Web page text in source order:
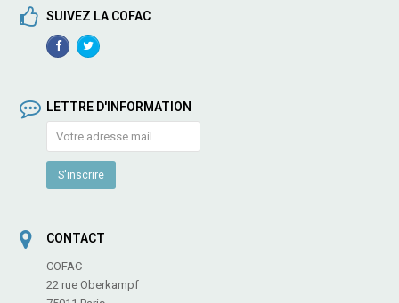
SUIVEZ LA COFAC
FacebookTwitterProfile
LETTRE D'INFORMATION
CONTACT
COFAC
22 rue Oberkampf